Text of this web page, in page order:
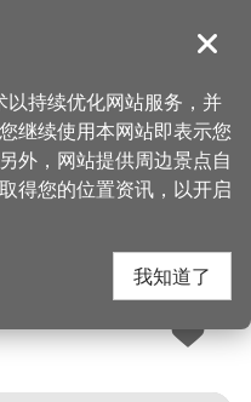
導覽
人气：7862
关闭
持续优化网站服务，并
继续使用本网站即表示您
外，网站提供周边景点自
得您的位置资讯，以开启
我知道了